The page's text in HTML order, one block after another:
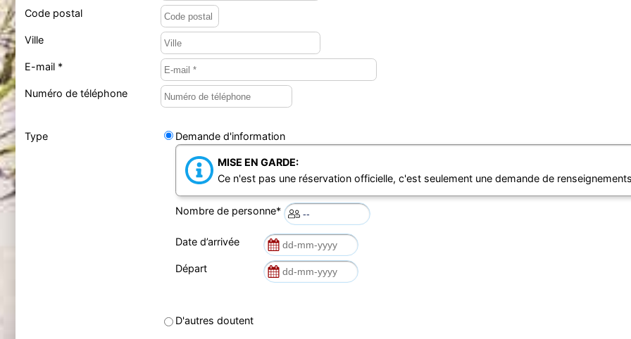
Code postal
Ville
E-mail *
Numéro de téléphone
Type Demande d'information
MISE EN GARDE:
Ce n'est pas une réservation officielle, c'est seulement une demande de
Nombre de personne*
Date d’arrivée
Départ
D'autres doutent